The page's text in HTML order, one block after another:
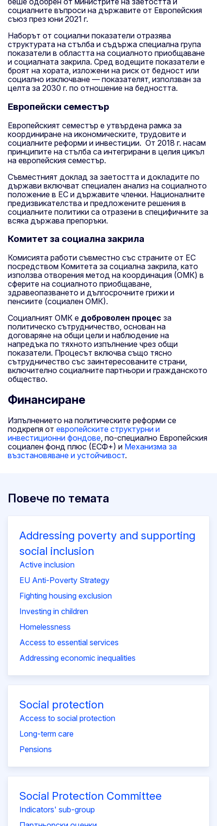
социалните въпроси на държавите от Европейския
съюз през юни 2021 г.
Наборът от социални показатели отразява
структурата на стълба и съдържа специална група
показатели в областта на социалното приобщаване
и социалната закрила. Сред водещите показатели е
броят на хората, изложени на риск от бедност или
социално изключване — показателят, използван за
целта за 2030 г. по отношение на бедността.
Европейски семестър
Европейският семестър е утвърдена рамка за
координиране на икономическите, трудовите и
социалните реформи и инвестиции. От 2018 г. насам
принципите на стълба са интегрирани в целия цикъл
на европейския семестър.
Съвместният доклад за заетостта и докладите по
държави включват специален анализ на социалното
положение в ЕС и държавите членки. Националните
предизвикателства и предложените решения в
социалните политики са отразени в специфичните за
всяка държава препоръки.
Комитет за социална закрила
Комисията работи съвместно със страните от ЕС
посредством Комитета за социална закрила, като
използва отворения метод на координация (ОМК) в
сферите на социалното приобщаване,
здравеопазването и дългосрочните грижи и
пенсиите (социален ОМК).
Социалният ОМК е доброволен процес за
политическо сътрудничество, основан на
договаряне на общи цели и наблюдение на
напредъка по тяхното изпълнение чрез общи
показатели. Процесът включва също тясно
сътрудничество със заинтересованите страни,
включително социалните партньори и гражданското
общество.
Финансиране
Изпълнението на политическите реформи се
подкрепя от европейските структурни и
инвестиционни фондове , по-специално Европейския
социален фонд плюс (ЕСФ+) и Механизма за
възстановяване и устойчивост.
Повече по темата
Addressing poverty and supporting
social inclusion
Active inclusion
EU Anti-Poverty Strategy
Fighting housing exclusion
Investing in children
Homelessness
Access to essential services
Addressing economic inequalities
Social protection
Access to social protection
Long-term care
Pensions
Social Protection Committee
Indicators' sub-group